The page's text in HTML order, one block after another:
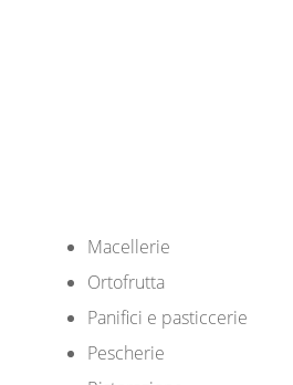
Macellerie
Ortofrutta
Panifici e pasticcerie
Pescherie